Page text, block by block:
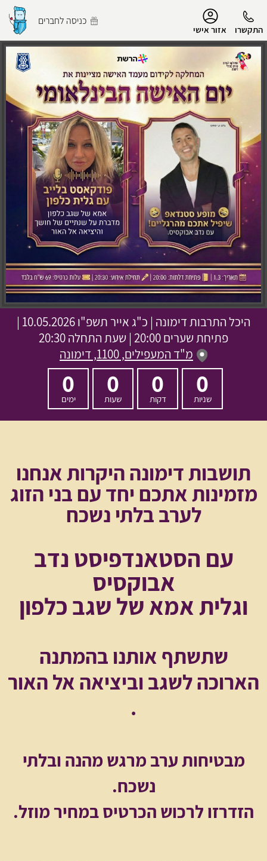
התקשרו אזור אישי
כניסה לחברים
הפרופיל שלי
התנתק
היכל התרבות דימונה | כ"ג אייר תשפ"ו
10.05.2026 |
פתיחת שערים 20:00 | שעת התחלה 20:30
מ"ד המעפילים, 1100, דימונה
0
שניות
0
דקות
0
שעות
0
ימים
תושבות דימונה היקרות אנחנו
מזמינות אתכם יחד עם בני הזוג
לערב בלתי נשכח
עם הסטאנדפיסט נדב
אבוקסיס
וגלית אמא של שגב כלפון
שתשתף אותנו בהמתנה
הארוכה לשגב וביציאה אל האור
.
מבטיחות ערב מרגש מהנה ובלתי
נשכח.
הזדרזו לרכוש הכרטיס במחיר מוזל.